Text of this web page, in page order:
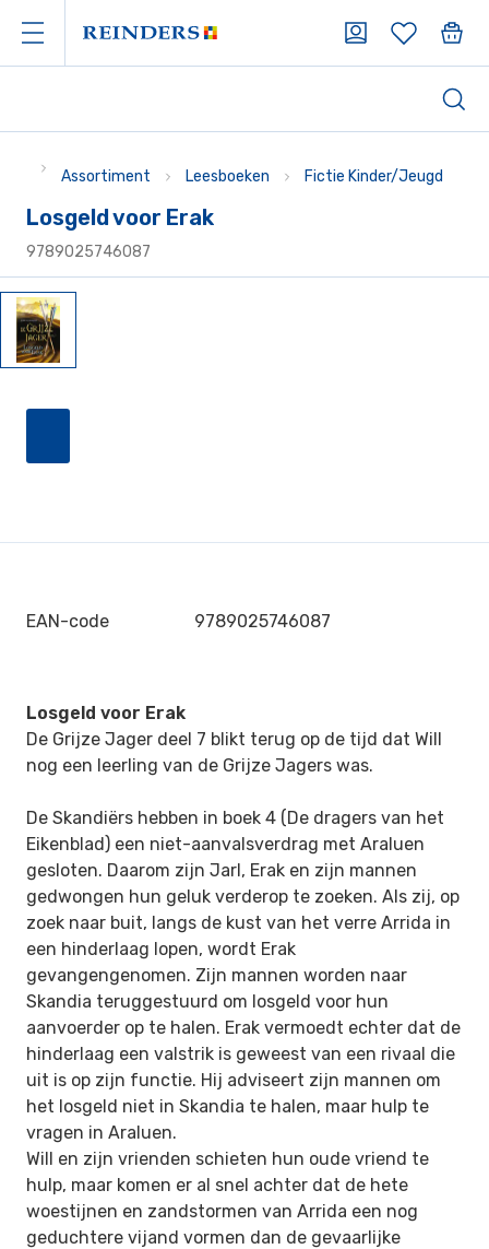
Assortiment Leesboeken Fictie Kinder/Jeugd
Losgeld voor Erak
9789025746087
EAN-code 9789025746087
Losgeld voor Erak
De Grijze Jager deel 7 blikt terug op de tijd dat Will
nog een leerling van de Grijze Jagers was.
De Skandiërs hebben in boek 4 (De dragers van het
Eikenblad) een niet-aanvalsverdrag met Araluen
gesloten. Daarom zijn Jarl, Erak en zijn mannen
gedwongen hun geluk verderop te zoeken. Als zij, op
zoek naar buit, langs de kust van het verre Arrida in
een hinderlaag lopen, wordt Erak
gevangengenomen. Zijn mannen worden naar
Skandia teruggestuurd om losgeld voor hun
aanvoerder op te halen. Erak vermoedt echter dat de
hinderlaag een valstrik is geweest van een rivaal die
uit is op zijn functie. Hij adviseert zijn mannen om
het losgeld niet in Skandia te halen, maar hulp te
vragen in Araluen.
Will en zijn vrienden schieten hun oude vriend te
hulp, maar komen er al snel achter dat de hete
woestijnen en zandstormen van Arrida een nog
geduchtere vijand vormen dan de gevaarlijke